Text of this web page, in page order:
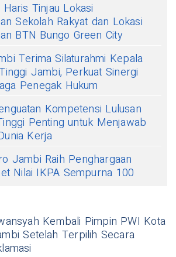
Tinjau Lokasi
Sekolah Rakyat dan Lokasi
BTN Bungo Green City
Terima Silaturahmi Kepala
Jambi, Perkuat Sinergi
Penegak Hukum
Kompetensi Lulusan
Penting untuk Menjawab
Kerja
Jambi Raih Penghargaan
Nilai IKPA Sempurna 100
Kembali Pimpin PWI Kota
Setelah Terpilih Secara